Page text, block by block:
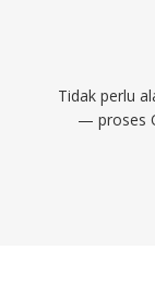
Tidak perlu
— proses